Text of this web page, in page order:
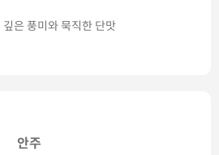
깊은 풍미와 묵직한 단맛
안주